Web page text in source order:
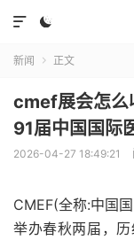


新闻  正文
cmef展会怎么
91届中国国际
2026-04-27 18:49:21
CMEF(全称:中国
举办春秋两届，